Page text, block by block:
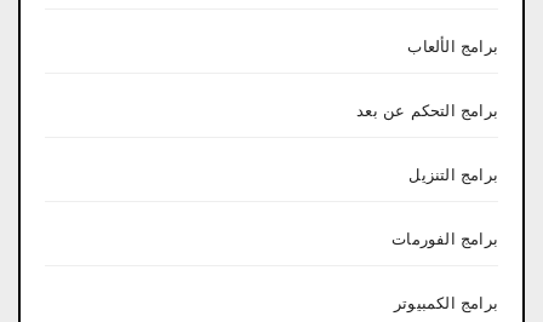
برامج الألعاب
برامج التحكم عن بعد
برامج التنزيل
برامج الفورمات
برامج الكمبيوتر